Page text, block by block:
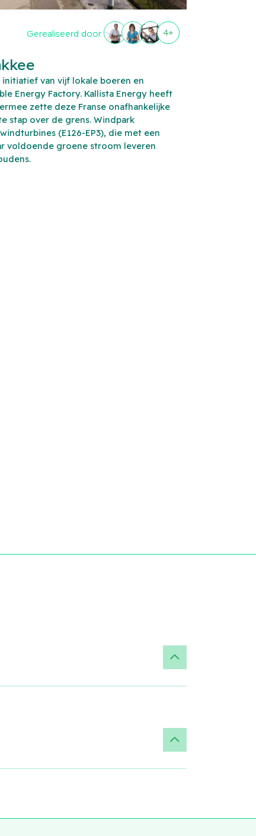
Gerealiseerd door 4+
van vijf lokale boeren en
Energy Factory. Kallista Energy heeft
zette deze Franse onafhankelijke
stap over de grens. Windpark
(E126-EP3), die met een
voldoende groene stroom leveren